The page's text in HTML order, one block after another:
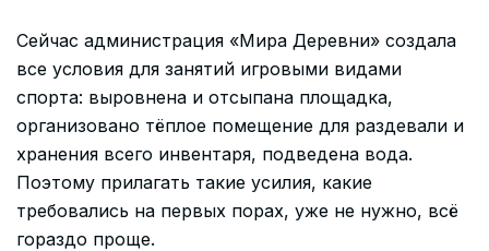
Сейчас администрация «Мира Деревни» создала
все условия для занятий игровыми видами
спорта: выровнена и отсыпана площадка,
организовано тёплое помещение для раздевали и
хранения всего инвентаря, подведена вода.
Поэтому прилагать такие усилия, какие
требовались на первых порах, уже не нужно, всё
гораздо проще.